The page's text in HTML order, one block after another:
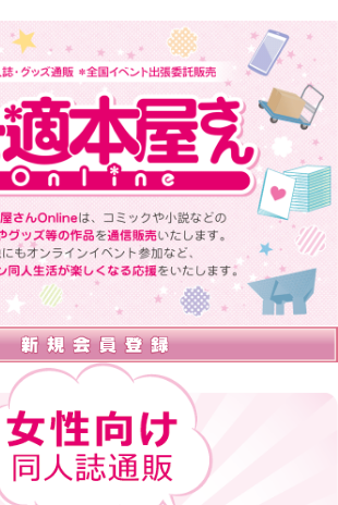
、 コミックや小説などの同人誌やグッズ等の
ます。